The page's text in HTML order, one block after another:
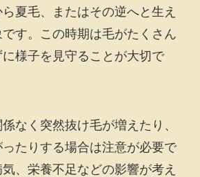
夏毛、またはその逆へと生え
す。この時期は毛がたくさん
様子を見守ることが大切で
なく突然抜け毛が増えたり、
たりする場合は注意が必要で
、栄養不足などの影響が考え